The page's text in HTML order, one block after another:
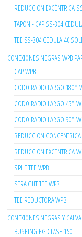
REDUCCION EXCÉNTRICA
TAPÓN - CAP SS-304
TEE SS-304 CEDULA 40
CONEXIONES NEGRAS WPB
CAP WPB
CODO RADIO LARGO 180°
CODO RADIO LARGO 45°
CODO RADIO LARGO 90°
REDUCCION
REDUCCION EXCENTRICA
SPLIT TEE WPB
STRAIGHT TEE WPB
TEE REDUCTORA WPB
CONEXIONES NEGRAS Y
BUSHING HG CLASE 150